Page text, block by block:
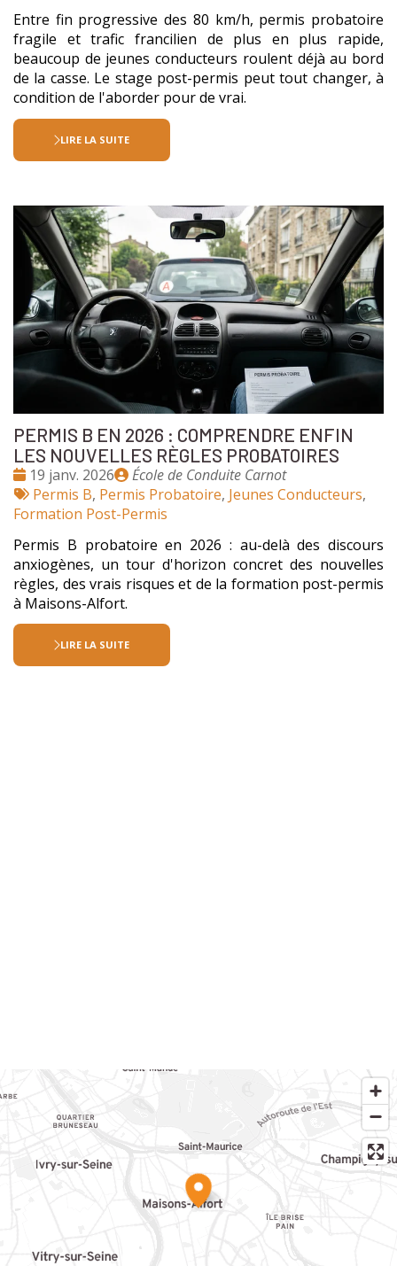
Entre fin progressive des 80 km/h, permis probatoire
fragile et trafic francilien de plus en plus rapide,
beaucoup de jeunes conducteurs roulent déjà au bord
de la casse. Le stage post-permis peut tout changer, à
condition de l'aborder pour de vrai.
LIRE LA SUITE
PERMIS B EN 2026 : COMPRENDRE ENFIN
LES NOUVELLES RÈGLES PROBATOIRES
Date
:
19 janv. 2026
Publié
par
École de Conduite Carnot
Tags
:
Permis B, Permis Probatoire, Jeunes Conducteurs,
Formation Post-Permis
Permis B probatoire en 2026 : au-delà des discours
anxiogènes, un tour d'horizon concret des nouvelles
règles, des vrais risques et de la formation post-permis
à Maisons-Alfort.
LIRE LA SUITE